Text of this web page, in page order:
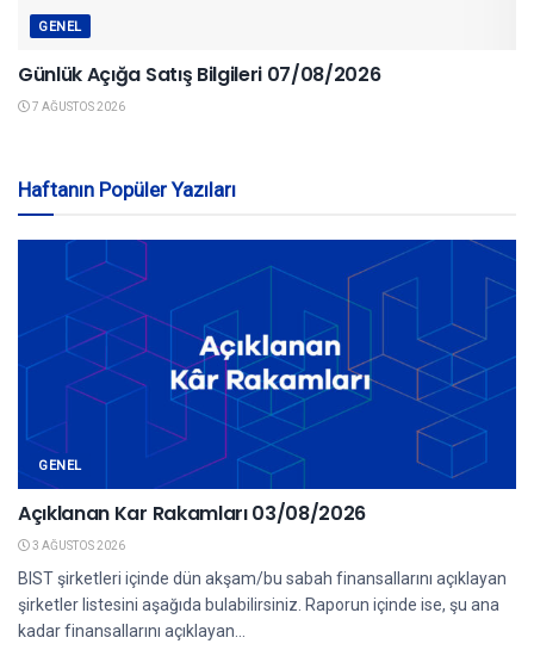
GENEL
Günlük Açığa Satış Bilgileri 07/08/2026
7 AĞUSTOS 2026
Haftanın Popüler Yazıları
GENEL
Açıklanan Kar Rakamları 03/08/2026
3 AĞUSTOS 2026
BIST şirketleri içinde dün akşam/bu sabah finansallarını açıklayan
şirketler listesini aşağıda bulabilirsiniz. Raporun içinde ise, şu ana
kadar finansallarını açıklayan...